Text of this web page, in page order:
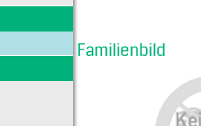
Familienbild